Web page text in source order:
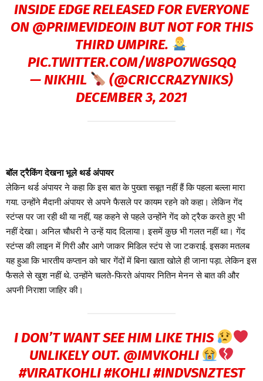
INSIDE EDGE RELEASED FOR EVERYONE
ON @PRIMEVIDEOINBUT NOT FOR THIS
THIRD UMPIRE.
PIC.TWITTER.COM/W8PO7WGSQQ
— NIKHIL
(@CRICCRAZYNIKS)
DECEMBER 3, 2021
बॉल ट्रैकिंग देखना भूले थर्ड अंपायर
लेकिन थर्ड अंपायर ने कहा कि इस बात के पुख्ता सबूत नहीं हैं कि पहला बल्ला मारा
गया. उन्होंने मैदानी अंपायर से अपने फैसले पर कायम रहने को कहा। लेकिन गेंद
स्टंप्स पर जा रही थी या नहीं, यह कहने से पहले उन्होंने गेंद को ट्रैक करते हुए भी
नहीं देखा। अनिल चौधरी ने उन्हें याद दिलाया। इसमें कुछ भी गलत नहीं था। गेंद
स्टंप्स की लाइन में गिरी और आगे जाकर मिडिल स्टंप से जा टकराई. इसका मतलब
यह हुआ कि भारतीय कप्तान को चार गेंदों में बिना खाता खोले ही जाना पड़ा. लेकिन इस
फैसले से खुश नहीं थे. उन्होंने चलते-फिरते अंपायर नितिन मेनन से बात की और
अपनी निराशा जाहिर की।
I DON’T WANT SEE HIM LIKE THIS
UNLIKELY OUT. @IMVKOHLI
#VIRATKOHLI#KOHLI#INDVSNZTEST